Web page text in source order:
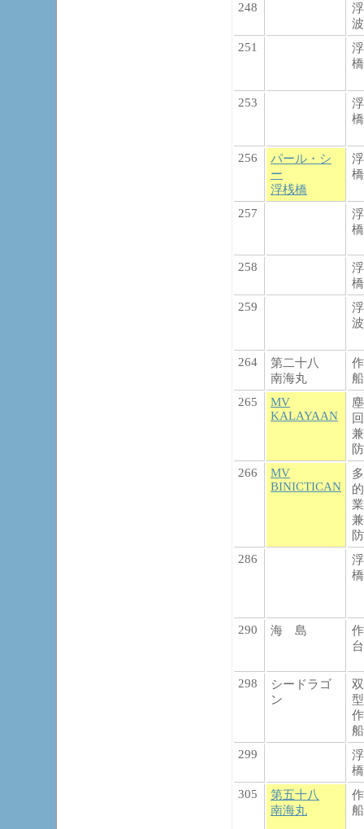
248
251
橋
253
橋
256
パール・シ
ー
浮桟橋
橋
257
橋
258
橋
259
264
第二十八
南海丸
船
265
MV
KALAYAAN
266
MV
BINICTICAN
業
286
橋
290 海 島
298
シードラゴ
ン
型
船
299
橋
305
第五十八
南海丸
船